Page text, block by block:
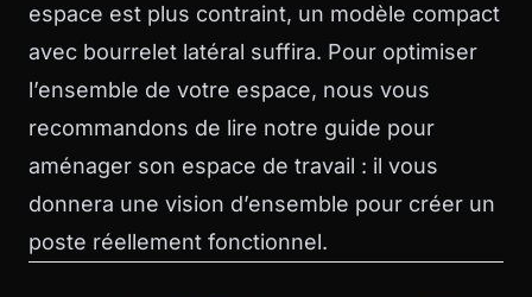
espace est plus contraint, un modèle compact
avec bourrelet latéral suffira. Pour optimiser
l’ensemble de votre espace, nous vous
recommandons de lire notre guide pour
aménager son espace de travail : il vous
donnera une vision d’ensemble pour créer un
poste réellement fonctionnel.